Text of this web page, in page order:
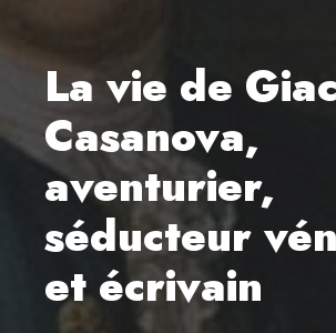
La vie de
Casanova,
aventurier,
séducteur
et écrivain